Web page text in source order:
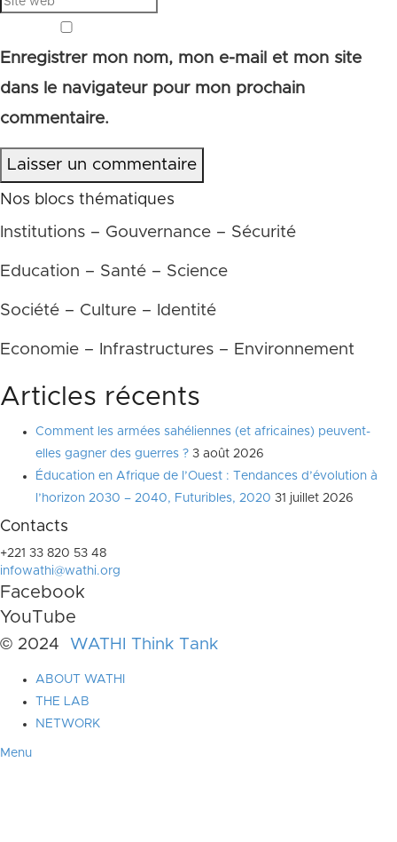
Enregistrer mon nom, mon e-mail et mon site
dans le navigateur pour mon prochain
commentaire.
Laisser un commentaire
Nos blocs thématiques
Institutions – Gouvernance – Sécurité
Education – Santé – Science
Société – Culture – Identité
Economie – Infrastructures – Environnement
Articles récents
Comment les armées sahéliennes (et africaines) peuvent-
elles gagner des guerres ? 3 août 2026
Éducation en Afrique de l’Ouest : Tendances d’évolution à
l’horizon 2030 – 2040, Futuribles, 2020 31 juillet 2026
Contacts
+221 33 820 53 48
infowathi@wathi.org
Facebook
YouTube
© 2024 WATHI Think Tank
ABOUT WATHI
THE LAB
NETWORK
Menu